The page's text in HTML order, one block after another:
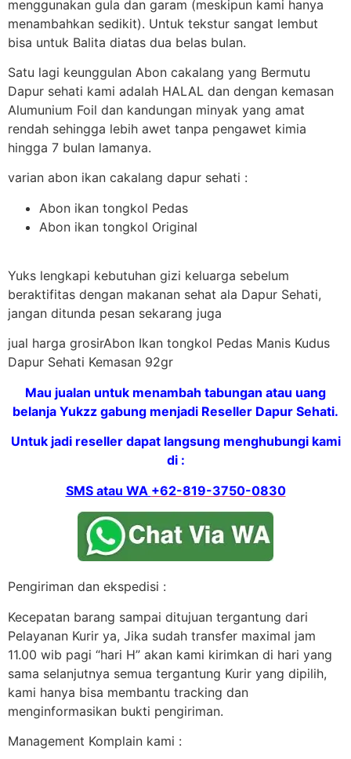
menggunakan gula dan garam (meskipun kami hanya
menambahkan sedikit). Untuk tekstur sangat lembut
bisa untuk Balita diatas dua belas bulan.
Satu lagi keunggulan Abon cakalang yang Bermutu
Dapur sehati kami adalah HALAL dan dengan kemasan
Alumunium Foil dan kandungan minyak yang amat
rendah sehingga lebih awet tanpa pengawet kimia
hingga 7 bulan lamanya.
varian abon ikan cakalang dapur sehati :
Abon ikan tongkol Pedas
Abon ikan tongkol Original
Yuks lengkapi kebutuhan gizi keluarga sebelum
beraktifitas dengan makanan sehat ala Dapur Sehati,
jangan ditunda pesan sekarang juga
jual harga grosirAbon Ikan tongkol Pedas Manis Kudus
Dapur Sehati Kemasan 92gr
Mau jualan untuk menambah tabungan atau uang
belanja Yukzz gabung menjadi Reseller Dapur Sehati.
Untuk jadi reseller dapat langsung menghubungi kami
di :
SMS atau WA +62-819-3750-0830
Pengiriman dan ekspedisi :
Kecepatan barang sampai ditujuan tergantung dari
Pelayanan Kurir ya, Jika sudah transfer maximal jam
11.00 wib pagi “hari H” akan kami kirimkan di hari yang
sama selanjutnya semua tergantung Kurir yang dipilih,
kami hanya bisa membantu tracking dan
menginformasikan bukti pengiriman.
Management Komplain kami :